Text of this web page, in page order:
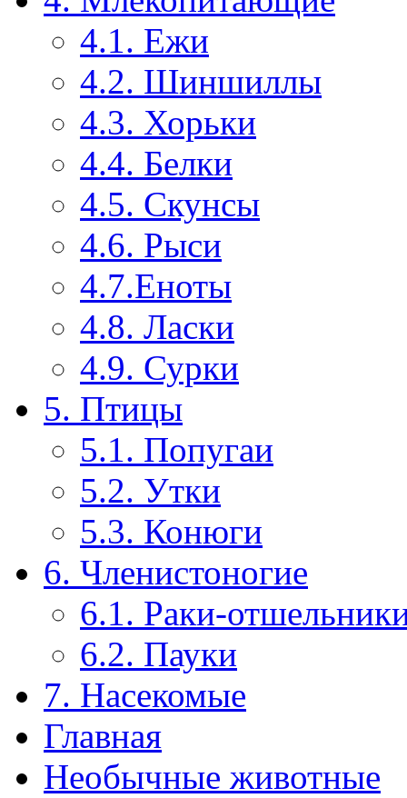
4.1. Ежи
4.2. Шиншиллы
4.3. Хорьки
4.4. Белки
4.5. Скунсы
4.6. Рыси
4.7.Еноты
4.8. Ласки
4.9. Сурки
5. Птицы
5.1. Попугаи
5.2. Утки
5.3. Конюги
6. Членистоногие
6.1. Раки-
6.2. Пауки
7. Насекомые
Главная
Необычные животные